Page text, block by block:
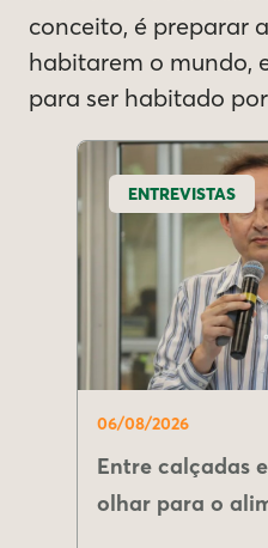
conceito, é preparar
habitarem o mundo,
para ser habitado
ENTREVISTAS
06/08/2026
Entre calçadas
olhar para o